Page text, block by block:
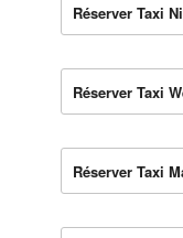
Réserver Taxi
Réserver Taxi
Réserver Taxi